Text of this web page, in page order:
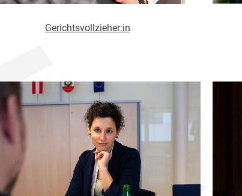
Gerichtsvollzieher:in